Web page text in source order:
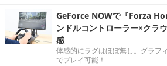
GeForce NOWで『Forza
ンドルコントローラー×クラ
感
体感的にラグはほぼ無し。グラフ
でプレイ可能！